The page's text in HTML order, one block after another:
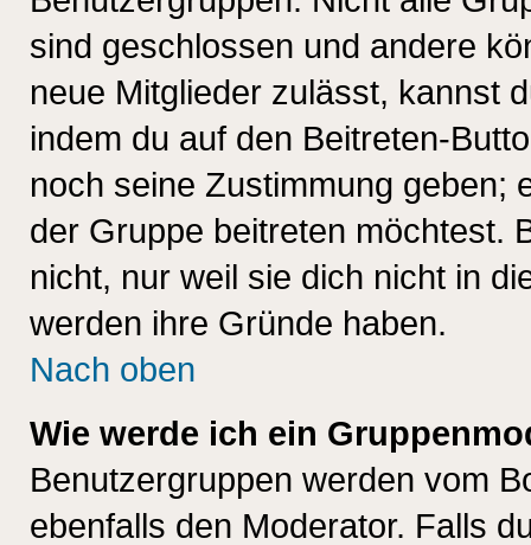
sind geschlossen und andere
neue Mitglieder zulässt, kannst
indem du auf den Beitreten-
noch seine Zustimmung geben;
der Gruppe beitreten möchtest.
nicht, nur weil sie dich nicht in
werden ihre Gründe haben.
Nach oben
Wie werde ich ein
Benutzergruppen werden vom
ebenfalls den Moderator. Falls